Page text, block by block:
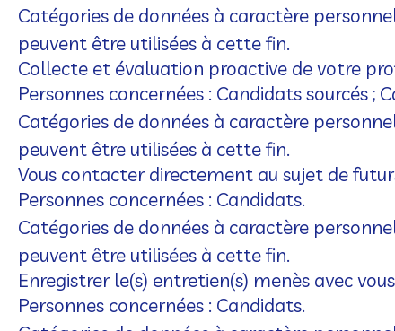
Catégories de données à caractère
peuvent être utilisées à cette fin.
Collecte et évaluation proactive de votre
Personnes concernées : Candidats sourcés ;
Catégories de données à caractère
peuvent être utilisées à cette fin.
Vous contacter directement au sujet de
Personnes concernées : Candidats.
Catégories de données à caractère
peuvent être utilisées à cette fin.
Enregistrer le(s) entretien(s) menès avec
Personnes concernées : Candidats.